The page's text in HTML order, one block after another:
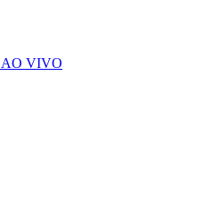
VIVO